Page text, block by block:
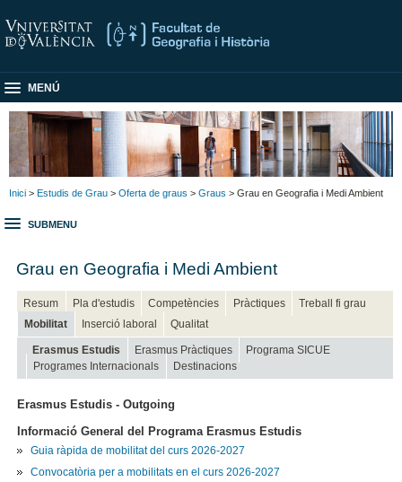
MENÚ
Inici > Estudis de Grau > Oferta de graus > Graus > Grau en Geografia i Medi Ambient
SUBMENU
Grau en Geografia i Medi Ambient
Resum Pla d'estudis Competències Pràctiques
Treball fi grau
Mobilitat
Inserció laboral Qualitat
Erasmus Estudis Erasmus Pràctiques
Programa SICUE
Programes Internacionals
Destinacions
Erasmus Estudis - Outgoing
Informació General del Programa Erasmus Estudis
Guia ràpida de mobilitat del curs 2026-2027
Convocatòria per a mobilitats en el curs 2026-2027